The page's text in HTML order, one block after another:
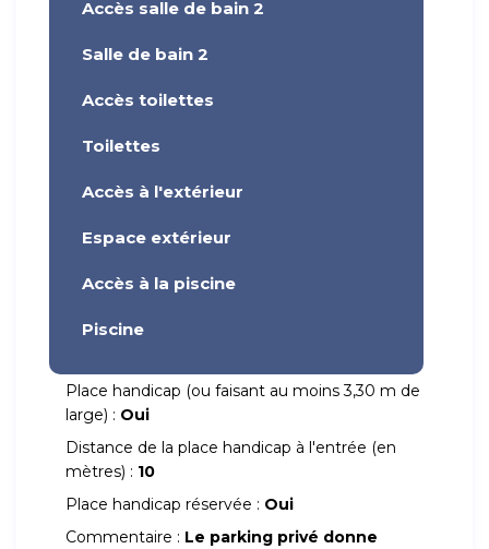
Accès salle de bain 2
Salle de bain 2
Accès toilettes
Toilettes
Accès à l'extérieur
Espace extérieur
Accès à la piscine
Piscine
Place handicap (ou faisant au moins 3,30 m de
large) : Oui
Distance de la place handicap à l'entrée (en
mètres) : 10
Place handicap réservée : Oui
Commentaire : Le parking privé donne